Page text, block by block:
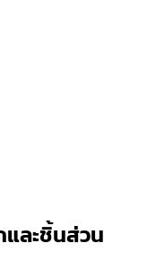
และชิ้นส่วน